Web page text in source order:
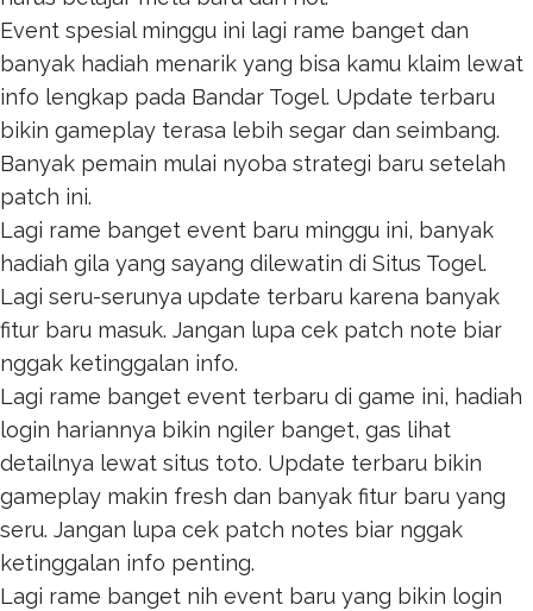
Event spesial minggu ini lagi rame banget dan
banyak hadiah menarik yang bisa kamu klaim lewat
info lengkap pada Bandar Togel. Update terbaru
bikin gameplay terasa lebih segar dan seimbang.
Banyak pemain mulai nyoba strategi baru setelah
patch ini.
Lagi rame banget event baru minggu ini, banyak
hadiah gila yang sayang dilewatin di Situs Togel.
Lagi seru-serunya update terbaru karena banyak
fitur baru masuk. Jangan lupa cek patch note biar
nggak ketinggalan info.
Lagi rame banget event terbaru di game ini, hadiah
login hariannya bikin ngiler banget, gas lihat
detailnya lewat situs toto. Update terbaru bikin
gameplay makin fresh dan banyak fitur baru yang
seru. Jangan lupa cek patch notes biar nggak
ketinggalan info penting.
Lagi rame banget nih event baru yang bikin login